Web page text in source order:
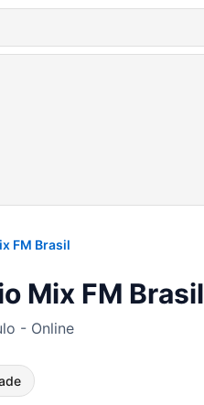
FM Brasil
Mix FM Brasil
- Online